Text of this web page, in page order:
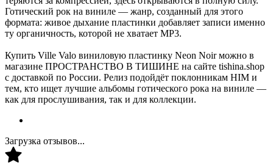
Готический рок на виниле — жанр, созданный для этого
формата: живое дыхание пластинки добавляет записи именно
ту органичность, которой не хватает MP3.
Купить Ville Valo виниловую пластинку Neon Noir можно в
магазине ПРОСТРАНСТВО В ТИШИНЕ на сайте tishina.shop
с доставкой по России. Релиз подойдёт поклонникам HIM и
тем, кто ищет лучшие альбомы готического рока на виниле —
как для прослушивания, так и для коллекции.
Загрузка отзывов...